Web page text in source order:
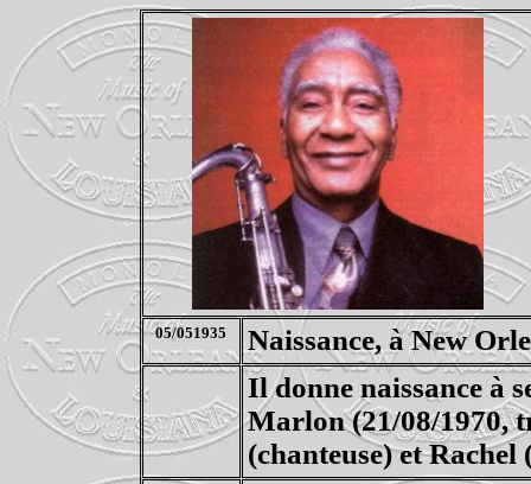
05/051935
Naissance, à New
Il donne naissance à
Marlon (21/08/1970,
(chanteuse) et Rachel